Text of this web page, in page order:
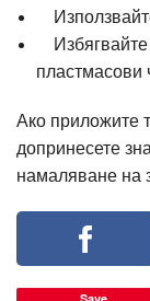
Избягвайте
пластмасови
Ако приложите
допринесете
намаляване на